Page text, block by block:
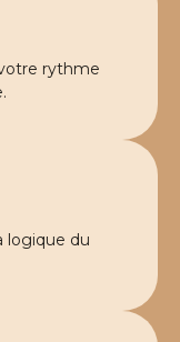
rythme
logique du